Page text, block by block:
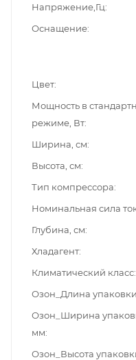
Напряжение,Гц
Оснащение
Цвет
Мощность в
режиме, Вт
Ширина, см
Высота, см
Тип компрессора
Номинальная сила
Глубина, см
Хладагент
Климатический класс
Озон_Длина
Озон_Ширина
мм
Озон_Высота